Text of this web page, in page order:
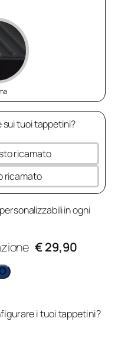
tuoi tappetini?
ricamato
ricamato
in ogni
€ 29,90
i tuoi tappetini?